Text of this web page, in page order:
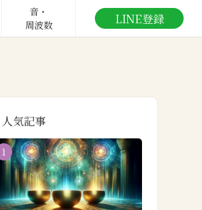
音・
周波数
LINE登録
人気記事
1